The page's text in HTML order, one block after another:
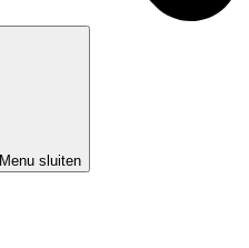
Menu sluiten